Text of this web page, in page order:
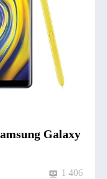
Galaxy
1 406